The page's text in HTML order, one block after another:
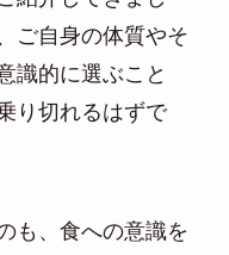
ご自身の体質やそ
識的に選ぶこと
り切れるはずで
も、食への意識を